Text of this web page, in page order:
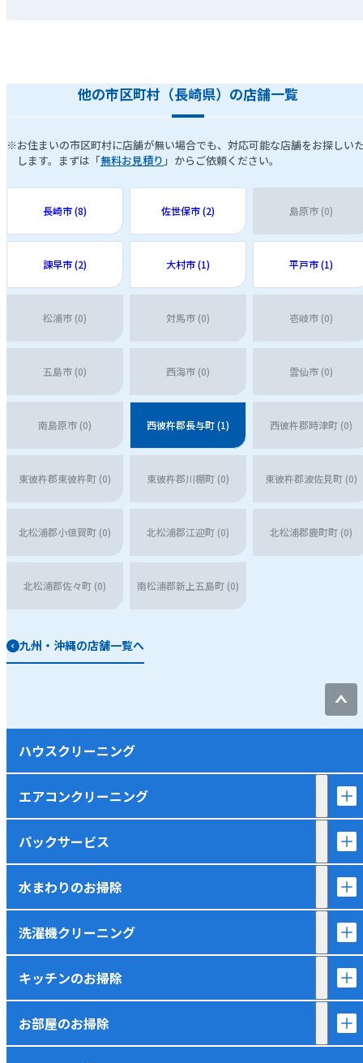
他の市区町村（長崎県）の店舗一覧
※お住まいの市区町村に店舗が無い場合でも、対応可能な店舗をお探しい
します。まずは「無料お見積り 」からご依頼ください。
長崎市 (8) 佐世保市 (2) 島原市 (0)
諫早市 (2) 大村市 (1) 平戸市 (1)
松浦市 (0) 対馬市 (0) 壱岐市 (0)
五島市 (0) 西海市 (0) 雲仙市 (0)
南島原市 (0) 西彼杵郡長与町 (1) 西彼杵郡時津町 (0)
東彼杵郡東彼杵町 (0) 東彼杵郡川棚町 (0) 東彼杵郡波佐見町 (0)
北松浦郡小値賀町 (0) 北松浦郡江迎町 (0) 北松浦郡鹿町町 (0)
北松浦郡佐々町 (0) 南松浦郡新上五島町 (0)
九州・沖縄の店舗一覧へ
ハウスクリーニング
エアコンクリーニング
パックサービス
水まわりのお掃除
洗濯機クリーニング
キッチンのお掃除
お部屋のお掃除